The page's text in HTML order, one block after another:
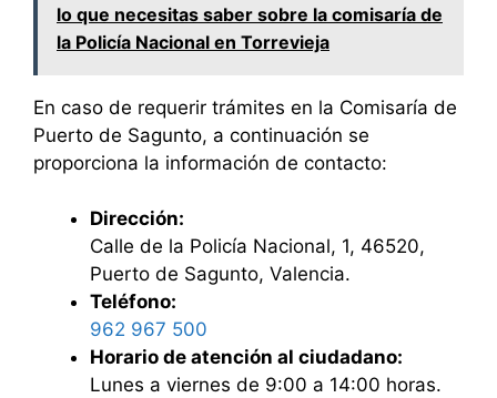
lo que necesitas saber sobre la comisaría de
la Policía Nacional en Torrevieja
En caso de requerir trámites en la Comisaría de
Puerto de Sagunto, a continuación se
proporciona la información de contacto:
Dirección:
Calle de la Policía Nacional, 1, 46520,
Puerto de Sagunto, Valencia.
Teléfono:
962 967 500
Horario de atención al ciudadano:
Lunes a viernes de 9:00 a 14:00 horas.